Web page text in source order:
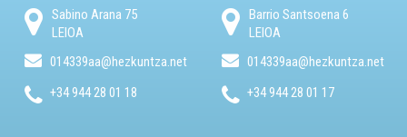
Sabino Arana 75
LEIOA
014339aa@hezkuntza.net
+34 944 28 01 18
Barrio Santsoena 6
LEIOA
014339aa@hezkuntza.net
+34 944 28 01 17